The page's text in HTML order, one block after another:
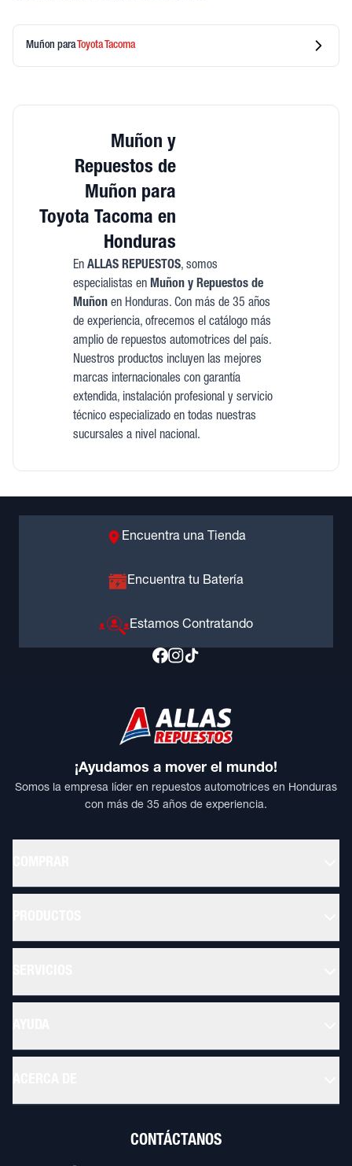
Muñon paraToyotaTacoma
Muñon y
Repuestos de
Muñon para
Toyota Tacoma en
Honduras
En ALLAS REPUESTOS, somos
especialistas en Muñon y Repuestos de
Muñonen Honduras. Con más de 35 años
de experiencia, ofrecemos el catálogo más
amplio de repuestos automotrices del país.
Nuestros productos incluyen las mejores
marcas internacionales con garantía
extendida, instalación profesional y servicio
técnico especializado en todas nuestras
sucursales a nivel nacional.
Encuentra una Tienda
Encuentra tu Batería
Estamos Contratando
¡Ayudamos a mover el mundo!
Somos la empresa líder en repuestos automotrices en Honduras
con más de 35 años de experiencia.
CONTÁCTANOS